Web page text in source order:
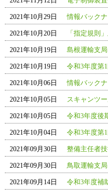
2021年10月29日 情報バック
2021年10月20日 「指定規則
2021年10月19日 島根運輸支
2021年10月19日 令和3年度第
2021年10月06日 情報バック
2021年10月05日 スキャンツ
2021年10月05日 令和3年度後
2021年10月04日 令和3年度第
2021年09月30日 整備主任者
2021年09月30日 鳥取運輸支
2021年09月14日 令和3年度補